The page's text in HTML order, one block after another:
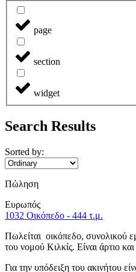
page
section
widget
Search Results
Sorted by:
Πώληση
Ευρωπός
1032 Οικόπεδο - 444 τ.μ.
Πωλείται οικόπεδο, συνολικού
του νομού Κιλκίς. Είναι άρτιο
Για την υπόδειξη του ακινήτου